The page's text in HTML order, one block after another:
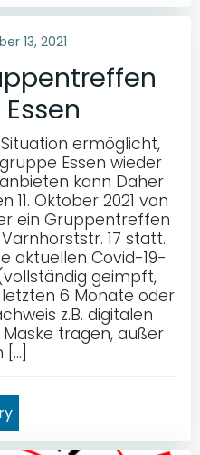
13, 2021
ermöglicht,
Essen wieder
kann Daher
11. Oktober 2021 von
ein Gruppentreffen
17 statt.
aktuellen Covid-19-
geimpft,
6 Monate oder
z.B. digitalen
tragen, außer